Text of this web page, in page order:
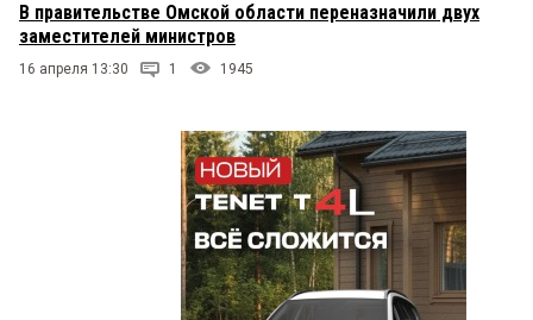
В правительстве Омской области переназначили двух
заместителей министров
16 апреля 13:30 1 1945